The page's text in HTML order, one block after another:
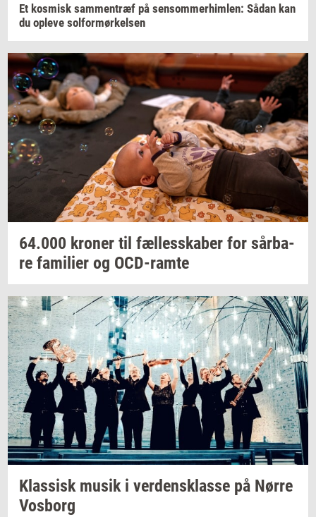
Et kos­misk sam­men­træf på sen­som­mer­him­len: Sådan kan
du op­le­ve sol­for­mør­kel­sen
64.000 kro­ner til fæl­les­ska­ber for sår­ba­
re fa­mi­li­er og OCD-​ramte
Klas­siskmusik i ver­dens­klas­se på Nørre
Vos­borg